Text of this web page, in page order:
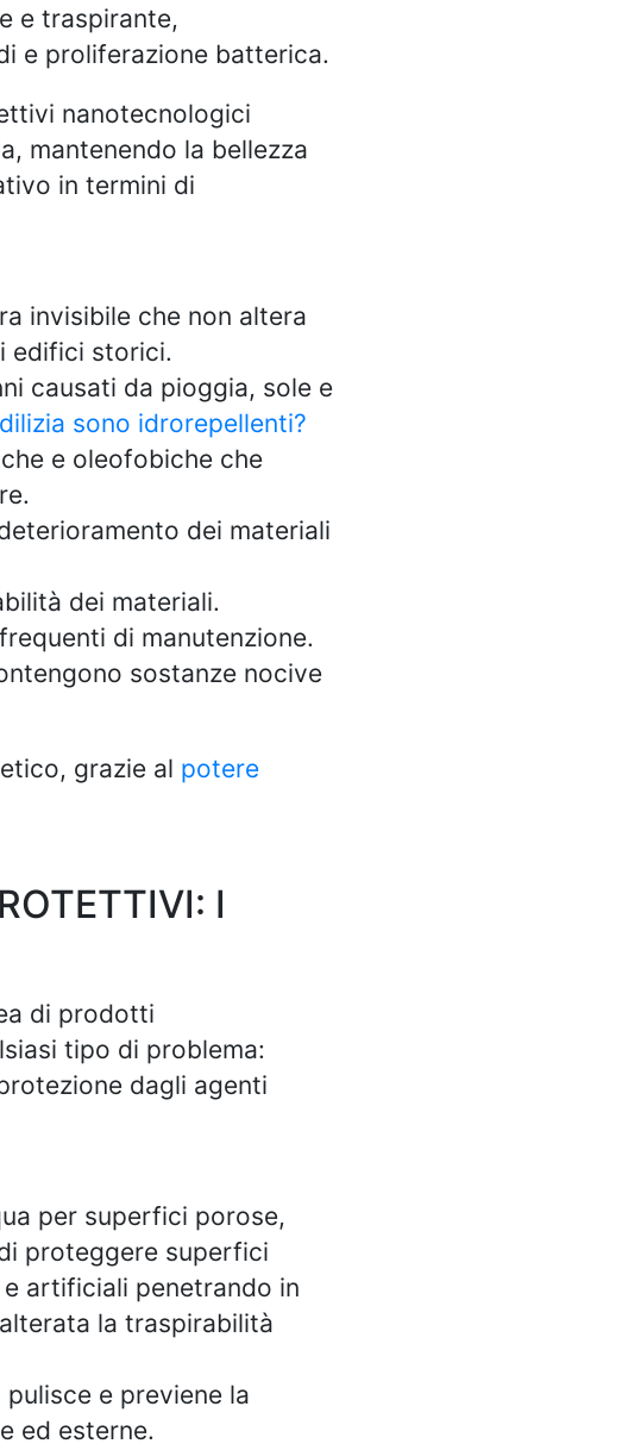
e traspirante,
e proliferazione batterica.
nanotecnologici
mantenendo la bellezza
in termini di
invisibile che non altera
edifici storici.
causati da pioggia, sole e
sono idrorepellenti?
e oleofobiche che
dei materiali
dei materiali.
di manutenzione.
sostanze nocive
grazie al potere
I
di prodotti
tipo di problema:
dagli agenti
per superfici porose,
proteggere superfici
artificiali penetrando in
la traspirabilità
e previene la
ed esterne.